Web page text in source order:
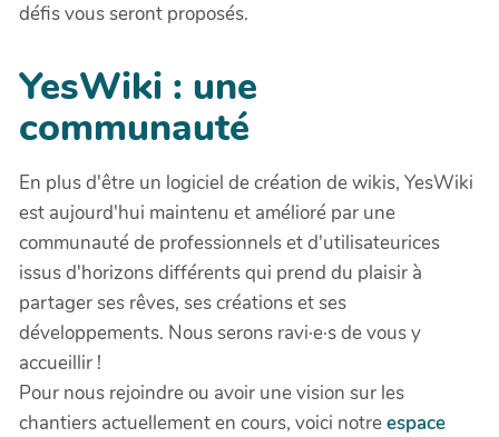
défis vous seront proposés.
YesWiki : une
communauté
En plus d'être un logiciel de création de wikis, YesWiki
est aujourd'hui maintenu et amélioré par une
communauté de professionnels et d'utilisateurices
issus d'horizons différents qui prend du plaisir à
partager ses rêves, ses créations et ses
développements. Nous serons ravi·e·s de vous y
accueillir !
Pour nous rejoindre ou avoir une vision sur les
chantiers actuellement en cours, voici notreespace